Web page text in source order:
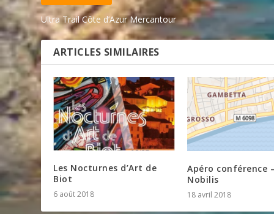
Ultra Trail Côte d’Azur Mercantour
ARTICLES SIMILAIRES
Les Nocturnes d’Art de
Biot
6 août 2018
Apéro conférence
Nobilis
18 avril 2018